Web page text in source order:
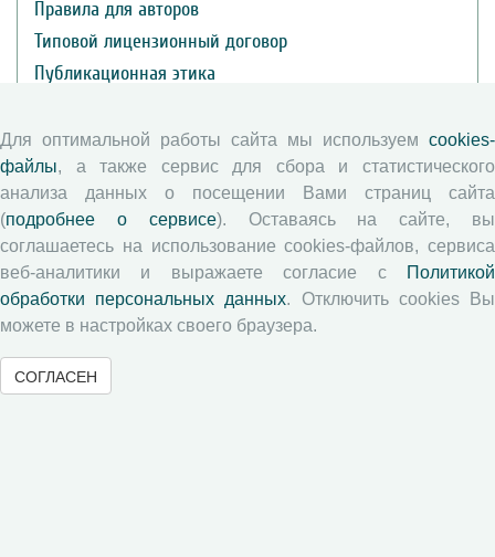
Правила для авторов
Типовой лицензионный договор
Публикационная этика
Авторские права
Рецензентам
Памятка рецензенту
Положение о рецензировании
Форма рецензии
Для оптимальной работы сайта мы используем cookies-
файлы, а также сервис для сбора и статистического
анализа данных о посещении Вами страниц сайта
(подробнее о сервисе). Оставаясь на сайте, вы
соглашаетесь на использование cookies-файлов, сервиса
веб-аналитики и выражаете согласие с
Политикой
обработки персональных данных. Отключить cookies Вы
можете в настройках своего браузера.
СОГЛАСЕН